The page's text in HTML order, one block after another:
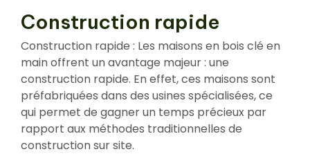
Construction rapide
Construction rapide : Les maisons en bois clé en
main offrent un avantage majeur : une
construction rapide. En effet, ces maisons sont
préfabriquées dans des usines spécialisées, ce
qui permet de gagner un temps précieux par
rapport aux méthodes traditionnelles de
construction sur site.